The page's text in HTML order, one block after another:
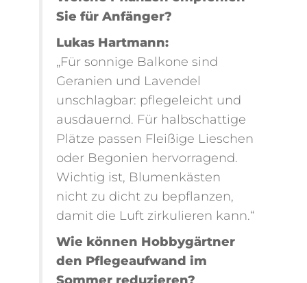
Sie für Anfänger?
Lukas Hartmann:
„Für sonnige Balkone sind
Geranien und Lavendel
unschlagbar: pflegeleicht und
ausdauernd. Für halbschattige
Plätze passen Fleißige Lieschen
oder Begonien hervorragend.
Wichtig ist, Blumenkästen
nicht zu dicht zu bepflanzen,
damit die Luft zirkulieren kann.“
Wie können Hobbygärtner
den Pflegeaufwand im
Sommer reduzieren?